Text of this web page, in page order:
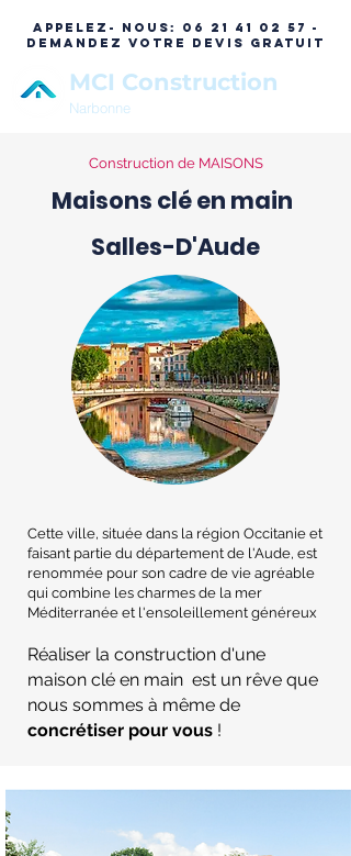
APPELEZ- NOUS:
06 21 41 02 57 -
DEMANDEZ VOTRE DEVIS GRATUIT
MCI Construction
Narbonne
Construction de MAISONS
Maisons clé en main
Salles-D'Aude
Cette ville, située dans la région Occitanie et
faisant partie du département de l'Aude, est
renommée pour son cadre de vie agréable
qui combine les charmes de la mer
Méditerranée et l'ensoleillement généreux
Réaliser la construction d'une
maison clé en main est un rêve que
nous sommes à même de
concrétiser pour vous !